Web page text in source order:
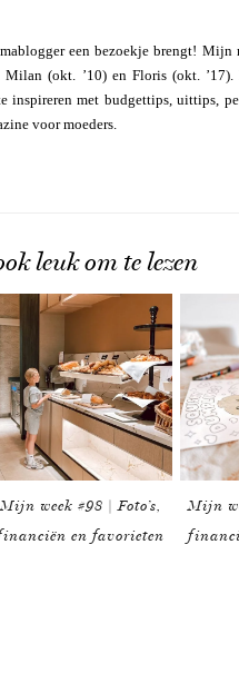
een bezoekje brengt! Mijn
(okt. ’10) en Floris (okt.
inspireren met budgettips, uittips,
voor moeders.
leuk om te lezen
Mijn week #98 | Foto’s,
en favorieten
Mijn